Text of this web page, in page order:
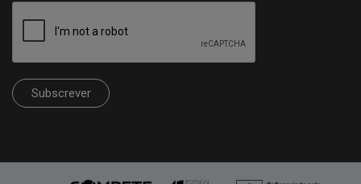
Subscrever